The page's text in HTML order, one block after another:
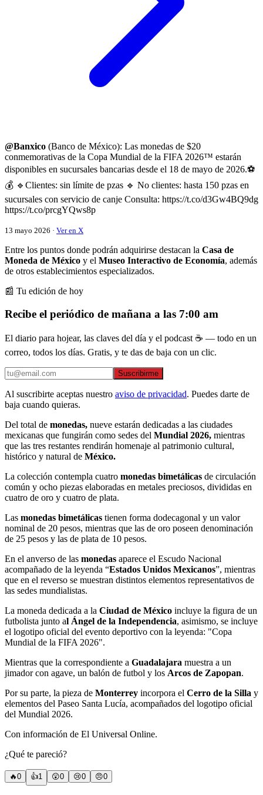
@Banxico (Banco de México): Las monedas de $20
conmemorativas de la Copa Mundial de la FIFA 2026™ estarán
disponibles en sucursales bancarias desde el 18 de mayo de 2026.⚽
💰 🔹Clientes: sin límite de pzas 🔹 No clientes: hasta 150 pzas en
sucursales con servicio de canje Consulta: https://t.co/d3Gw4BQ9dg
https://t.co/prcgYQws8p
13 mayo 2026 · Ver en X
Entre los puntos donde podrán adquirirse destacan la Casa de
Moneda de México y el Museo Interactivo de Economía, además
de otros establecimientos especializados.
📰 Tu edición de hoy
Recibe el periódico de mañana a las 7:00 am
El diario para hojear, las claves del día y el podcast ☕ — todo en un
correo, todos los días. Gratis, y te das de baja con un clic.
Suscribirme
Al suscribirte aceptas nuestro aviso de privacidad. Puedes darte de
baja cuando quieras.
Del total de monedas, nueve estarán dedicadas a las ciudades
mexicanas que fungirán como sedes del Mundial 2026, mientras
que las tres restantes rendirán homenaje al patrimonio cultural,
histórico y natural de México.
La colección contempla cuatro monedas bimetálicas de circulación
común y ocho piezas elaboradas en metales preciosos, divididas en
cuatro de oro y cuatro de plata.
Las monedas bimetálicas tienen forma dodecagonal y un valor
nominal de 20 pesos, mientras que las de oro poseen denominación
de 25 pesos y las de plata de 10 pesos.
En el anverso de las monedas aparece el Escudo Nacional
acompañado de la leyenda “Estados Unidos Mexicanos”, mientras
que en el reverso se muestran distintos elementos representativos de
las sedes mundialistas.
La moneda dedicada a la Ciudad de México incluye la figura de un
futbolista junto al Ángel de la Independencia, asimismo, se incluye
el logotipo oficial del evento deportivo con la leyenda: "Copa
Mundial de la FIFA 2026".
Mientras que la correspondiente a Guadalajara muestra a un
jimador con agave, un balón de futbol y los Arcos de Zapopan.
Por su parte, la pieza de Monterrey incorpora el Cerro de la Silla y
elementos del Paseo Santa Lucía, acompañados del logotipo oficial
del Mundial 2026.
Con información de El Universal Online.
¿Qué te pareció?
🔥0 👍1 😲0 😢0 😠0